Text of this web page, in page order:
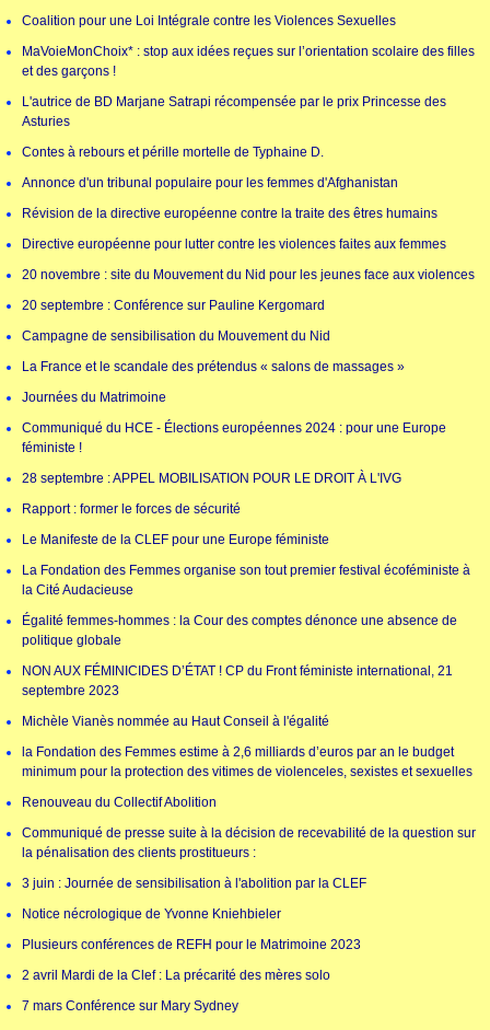
Coalition pour une Loi Intégrale contre les Violences Sexuelles
MaVoieMonChoix* : stop aux idées reçues sur l’orientation scolaire des filles
et des garçons !
L'autrice de BD Marjane Satrapi récompensée par le prix Princesse des
Asturies
Contes à rebours et pérille mortelle de Typhaine D.
Annonce d'un tribunal populaire pour les femmes d'Afghanistan
Révision de la directive européenne contre la traite des êtres humains
Directive européenne pour lutter contre les violences faites aux femmes
20 novembre : site du Mouvement du Nid pour les jeunes face aux violences
20 septembre : Conférence sur Pauline Kergomard
Campagne de sensibilisation du Mouvement du Nid
La France et le scandale des prétendus « salons de massages »
Journées du Matrimoine
Communiqué du HCE - Élections européennes 2024 : pour une Europe
féministe !
28 septembre : APPEL MOBILISATION POUR LE DROIT À L'IVG
Rapport : former le forces de sécurité
Le Manifeste de la CLEF pour une Europe féministe
La Fondation des Femmes organise son tout premier festival écoféministe à
la Cité Audacieuse
Égalité femmes-hommes : la Cour des comptes dénonce une absence de
politique globale
NON AUX FÉMINICIDES D’ÉTAT ! CP du Front féministe international, 21
septembre 2023
Michèle Vianès nommée au Haut Conseil à l'égalité
la Fondation des Femmes estime à 2,6 milliards d’euros par an le budget
minimum pour la protection des vitimes de violenceles, sexistes et sexuelles
Renouveau du Collectif Abolition
Communiqué de presse suite à la décision de recevabilité de la question sur
la pénalisation des clients prostitueurs :
3 juin : Journée de sensibilisation à l'abolition par la CLEF
Notice nécrologique de Yvonne Kniehbieler
Plusieurs conférences de REFH pour le Matrimoine 2023
2 avril Mardi de la Clef : La précarité des mères solo
7 mars Conférence sur Mary Sydney